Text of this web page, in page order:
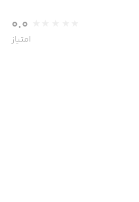
0.0
امتیاز